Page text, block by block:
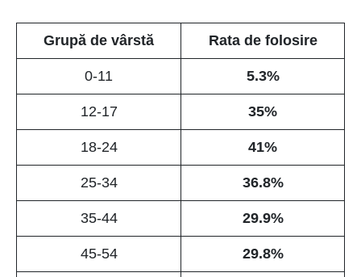
Grupă de vârstă Rata de folosire
0-11 5.3%
12-17 35%
18-24 41%
25-34 36.8%
35-44 29.9%
45-54 29.8%